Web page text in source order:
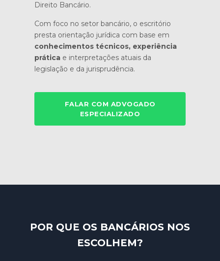
Direito Bancário.
Com foco no setor bancário, o escritório
presta orientação jurídica com base em
conhecimentos técnicos, experiência
prática e interpretações atuais da
legislação e da jurisprudência.
FALAR COM ADVOGADO
ESPECIALIZADO
POR QUE OS BANCÁRIOS NOS
ESCOLHEM?